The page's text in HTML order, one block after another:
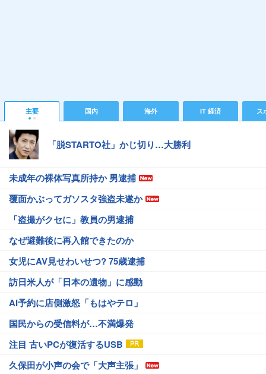
主要 国内 海外 IT 経済 ス
「脱STARTO社」かじ切り…大勝利
未成年の裸体写真所持か 男逮捕
覆面かぶってガソスタ強盗未遂か
「盗撮がクセに」教員の男逮捕
なぜ避難後に再入館できたのか
女児にAV見せわいせつ? 75歳逮捕
訪日米人が「日本の遺物」に感動
AI予約に店側激怒「もはやテロ」
国民からの受信料が…不満爆発
注目 古いPCが復活するUSB
久保田が小声の会で「大声主張」